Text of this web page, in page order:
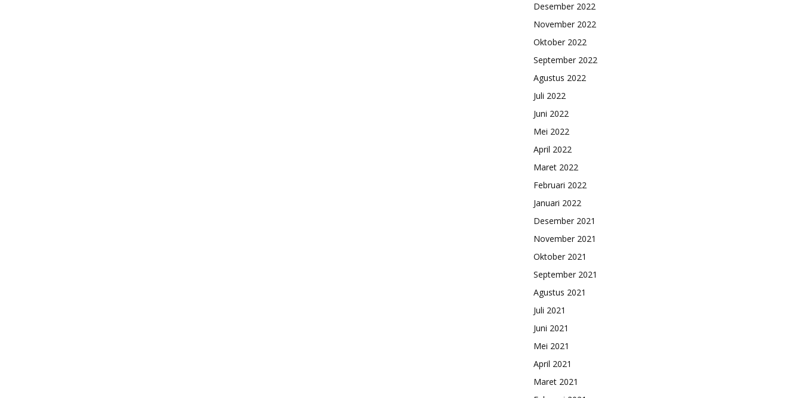
Desember 2022
November 2022
Oktober 2022
September 2022
Agustus 2022
Juli 2022
Juni 2022
Mei 2022
April 2022
Maret 2022
Februari 2022
Januari 2022
Desember 2021
November 2021
Oktober 2021
September 2021
Agustus 2021
Juli 2021
Juni 2021
Mei 2021
April 2021
Maret 2021